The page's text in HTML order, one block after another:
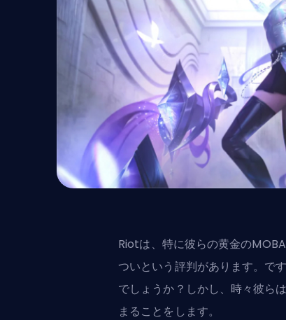
Riotは、特に彼らの黄金のMOBA
ついという評判があります。で
でしょうか？しかし、時々彼ら
まることをします。